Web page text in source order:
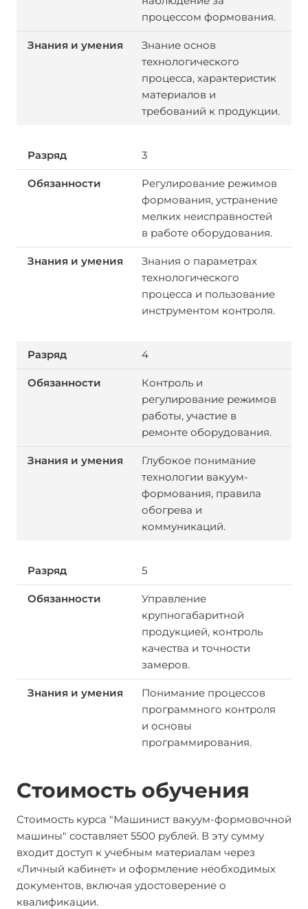
процессом формования.
Знание основ
технологического
процесса, характеристик
материалов и
требований к продукции.
3
Регулирование режимов
формования, устранение
мелких неисправностей
в работе оборудования.
Знания о параметрах
технологического
процесса и пользование
инструментом контроля.
4
Контроль и
регулирование режимов
работы, участие в
ремонте оборудования.
Глубокое понимание
технологии вакуум-
формования, правила
обогрева и
коммуникаций.
5
Управление
крупногабаритной
продукцией, контроль
качества и точности
замеров.
Понимание процессов
программного контроля
и основы
программирования.
Стоимость обучения
Стоимость курса "Машинист вакуум-формовочной
машины" составляет 5500 рублей. В эту сумму
входит доступ к учебным материалам через
«Личный кабинет» и оформление необходимых
документов, включая удостоверение о
квалификации.